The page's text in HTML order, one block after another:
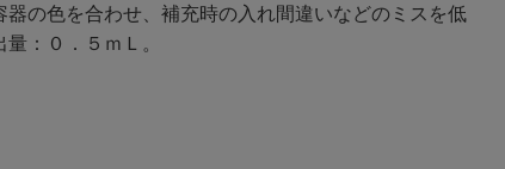
の色を合わせ、補充時の入れ間違いなどのミスを低
：０．５ｍＬ。